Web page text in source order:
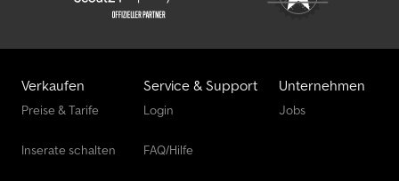
Verkaufen
Preise & Tarife
Inserate schalten
Service & Support
Login
FAQ/Hilfe
Unternehmen
Jobs